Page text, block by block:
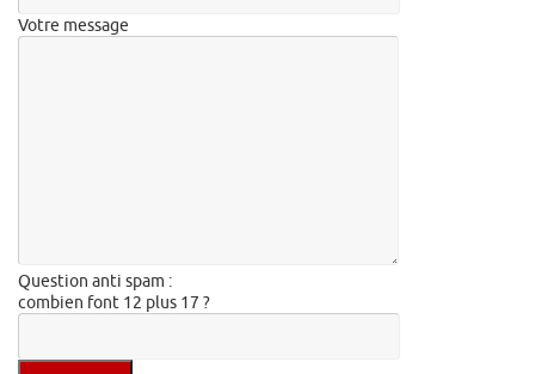
Votre message
Question anti spam :
combien font 12 plus 17 ?